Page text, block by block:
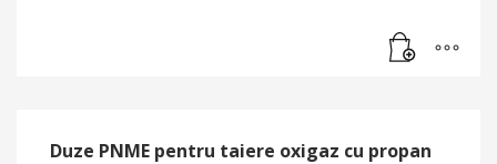
Duze PNME pentru taiere oxigaz cu propan